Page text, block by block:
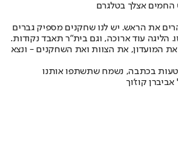
החמים אצלך בטלגרם
את הראש. יש לנו שחקנים מספיק גברים
הליגה עוד ארוכה, וגם בית״ר תאבד נקודות.
המועדון, את הצוות ואת השחקנים - ונצא
בכתבה, נשמח שתשתפו אותנו
אביברן קוז'וך